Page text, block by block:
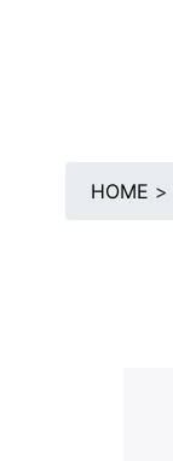
HOME >